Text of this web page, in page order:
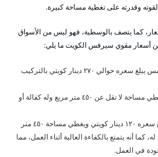
وقدرته على تغطية مساحة كبيرة.
كما يتصف بالوسطية، فهو ليس من الأسواق
أسعار مقوي سيرفس الكويت ما يلي:
افضل مقوي سيرفس 5g الجيل الخامس يبلغ سعره حوالي ٢٧٠ دينار كويتي بالتركيب
مقوى سيرفس ١٦٠ دينار كويتي ، ويعطي مساحة لا تقل عن ٤٥٠ متر مربع وله كفالة أو
افضل مقوي سيرفس الكويت 4g يبلغ سعره ١٢٠ دينار كويتي ويغطي مساحة ٤٥٠ متر
كما أنه يتمتع بالكفاءة العالية أثناء العمل، مما
في العمل.